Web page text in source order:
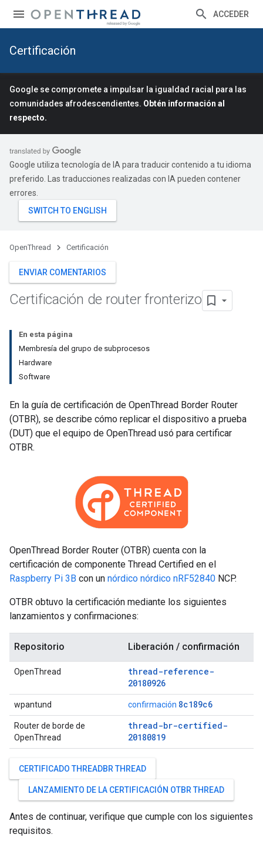
ACCEDER
Certificación
Google se compromete a impulsar la igualdad racial para las
comunidades afrodescendientes. Obtén información al
respecto.
Google utiliza tecnología de IA para traducir contenido a tu idioma
preferido. Las traducciones realizadas con IA pueden contener
errores.
OpenThread Certificación
ENVIAR COMENTARIOS
Certificación de router fronterizo
En esta página
Membresía del grupo de subprocesos
Hardware
Software
En la guía de certificación de OpenThread Border Router
(OTBR), se describe cómo replicar el dispositivo a prueba
(DUT) que el equipo de OpenThread usó para certificar
OTBR.
OpenThread Border Router (OTBR) cuenta con la
certificación de componente Thread Certified en el
Raspberry Pi 3B con un nórdico nórdico nRF52840 NCP.
OTBR obtuvo la certificación mediante los siguientes
lanzamientos y confirmaciones:
Repositorio Liberación / confirmación
OpenThread
thread-reference-
20180926
wpantund confirmación 8c189c6
Router de borde de
OpenThread
thread-br-certified-
20180819
CERTIFICADO THREADBR THREAD
LANZAMIENTO DE LA CERTIFICACIÓN OTBR THREAD
Antes de continuar, verifique que cumple con los siguientes
requisitos.